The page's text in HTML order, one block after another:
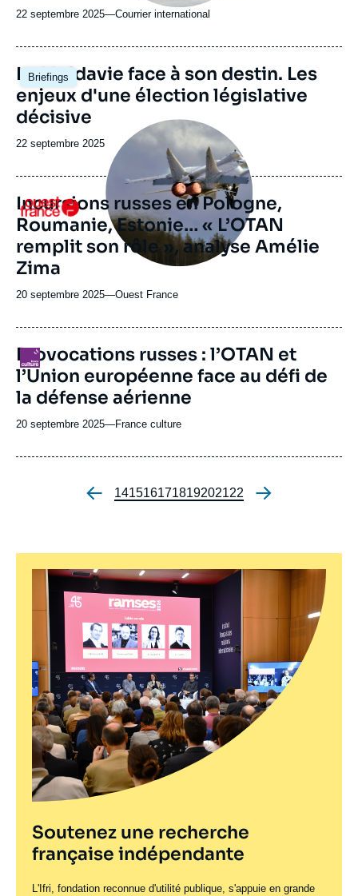
22 septembre 2025—Nom
journal,
ou
émission
Courrier international
Briefings
Image
principale
La Moldavie face à son destin. Les
enjeux d'une élection législative
décisive
Date
publication
22 septembre 2025
Logo
principale
médiatique
Incursions russes en Pologne,
Roumanie, Estonie… « L’OTAN
remplit son rôle », analyse Amélie
Zima
20 septembre 2025—Nom
journal,
ou
émission
Ouest France
Logo
Provocations russes : l’OTAN et
l’Union européenne face au défi de
la défense aérienne
20 septembre 2025—Nom
journal,
ou
émission
France culture
Pagination
Page
14Page
15Page
16Page
17Page
18Page
19Page
20Page
21Page
22
Soutenez une recherche
française indépendante
L'Ifri, fondation reconnue d'utilité publique, s'appuie en grande